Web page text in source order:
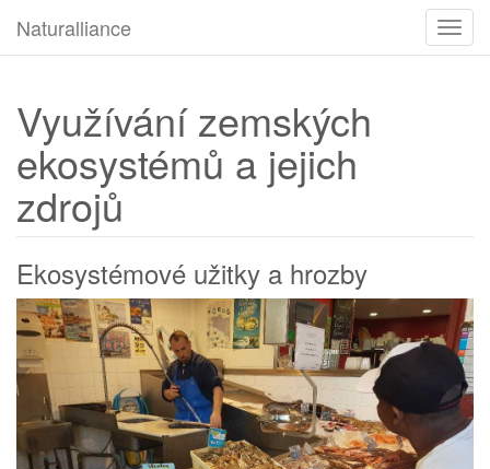
Naturalliance
Využívání zemských
ekosystémů a jejich
zdrojů
Ekosystémové užitky a hrozby